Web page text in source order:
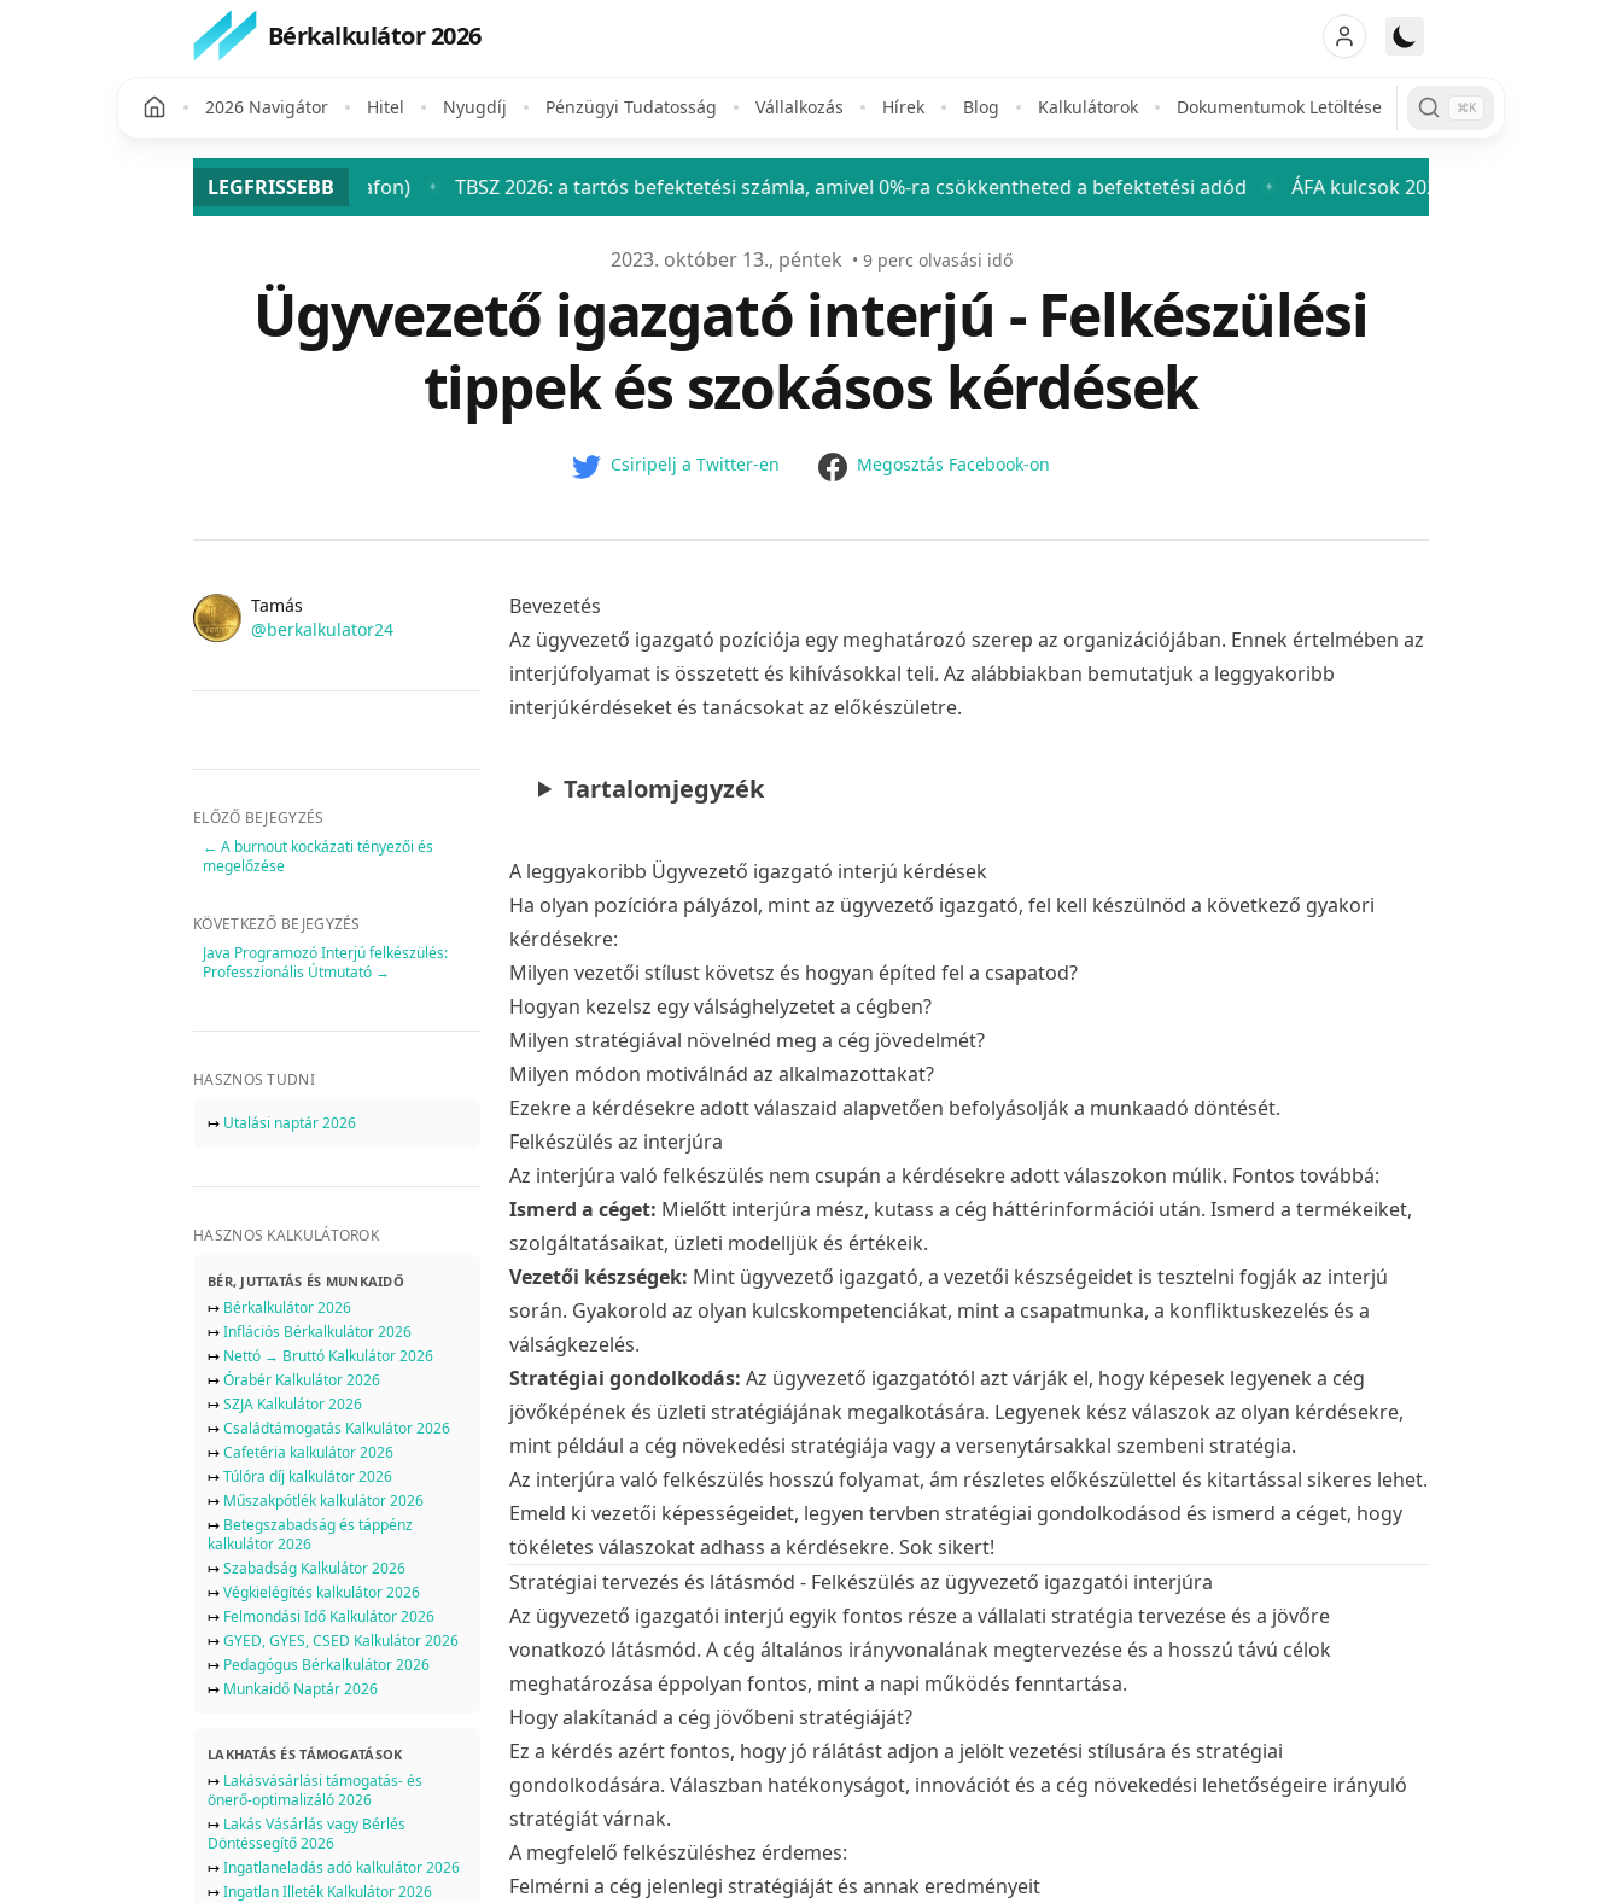
Bérkalkulátor 2026
2026 Navigátor Hitel Nyugdíj Pénzügyi Tudatosság Vállalkozás Hírek Blog Kalkulátorok Dokumentumok Letöltése ⌘K
LEGFRISSEBB
(SZJA + szocho plafon) ♦ TBSZ 2026: a tartós befektetési számla, amivel 0%-ra csökkentheted a befektetési adód ♦ ÁFA kulcsok 2026: mennyi az áfa és hogyan számold
2023. október 13., péntek • 9perc olvasási idő
Ügyvezető igazgató interjú - Felkészülési
tippek és szokásos kérdések
Csiripelj a Twitter-en facebook
Megosztás Facebook-on
AuthorsName
Tamás
Twitter
@berkalkulator24
Bevezetés
Az ügyvezető igazgató pozíciója egy meghatározó szerep az organizációjában. Ennek értelmében az
interjúfolyamat is összetett és kihívásokkal teli. Az alábbiakban bemutatjuk a leggyakoribb
interjúkérdéseket és tanácsokat az előkészületre.
Tartalomjegyzék
A leggyakoribb Ügyvezető igazgató interjú kérdések
Ha olyan pozícióra pályázol, mint az ügyvezető igazgató, fel kell készülnöd a következő gyakori
kérdésekre:
Milyen vezetői stílust követsz és hogyan építed fel a csapatod?
Hogyan kezelsz egy válsághelyzetet a cégben?
Milyen stratégiával növelnéd meg a cég jövedelmét?
Milyen módon motiválnád az alkalmazottakat?
Ezekre a kérdésekre adott válaszaid alapvetően befolyásolják a munkaadó döntését.
Felkészülés az interjúra
Az interjúra való felkészülés nem csupán a kérdésekre adott válaszokon múlik. Fontos továbbá:
Ismerd a céget: Mielőtt interjúra mész, kutass a cég háttérinformációi után. Ismerd a termékeiket,
szolgáltatásaikat, üzleti modelljük és értékeik.
Vezetői készségek: Mint ügyvezető igazgató, a vezetői készségeidet is tesztelni fogják az interjú
során. Gyakorold az olyan kulcskompetenciákat, mint a csapatmunka, a konfliktuskezelés és a
válságkezelés.
Stratégiai gondolkodás: Az ügyvezető igazgatótól azt várják el, hogy képesek legyenek a cég
jövőképének és üzleti stratégiájának megalkotására. Legyenek kész válaszok az olyan kérdésekre,
mint például a cég növekedési stratégiája vagy a versenytársakkal szembeni stratégia.
Az interjúra való felkészülés hosszú folyamat, ám részletes előkészülettel és kitartással sikeres lehet.
Emeld ki vezetői képességeidet, legyen tervben stratégiai gondolkodásod és ismerd a céget, hogy
tökéletes válaszokat adhass a kérdésekre. Sok sikert!
Stratégiai tervezés és látásmód - Felkészülés az ügyvezető igazgatói interjúra
Az ügyvezető igazgatói interjú egyik fontos része a vállalati stratégia tervezése és a jövőre
vonatkozó látásmód. A cég általános irányvonalának megtervezése és a hosszú távú célok
meghatározása éppolyan fontos, mint a napi működés fenntartása.
Hogy alakítanád a cég jövőbeni stratégiáját?
Ez a kérdés azért fontos, hogy jó rálátást adjon a jelölt vezetési stílusára és stratégiai
gondolkodására. Válaszban hatékonyságot, innovációt és a cég növekedési lehetőségeire irányuló
stratégiát várnak.
A megfelelő felkészüléshez érdemes:
Felmérni a cég jelenlegi stratégiáját és annak eredményeit
ELŐZŐ BEJEGYZÉS
← A burnout kockázati tényezői és
megelőzése
KÖVETKEZŐ BEJEGYZÉS
Java Programozó Interjú felkészülés:
Professzionális Útmutató →
HASZNOS TUDNI
↦ Utalási naptár 2026
HASZNOS KALKULÁTOROK
BÉR, JUTTATÁS ÉS MUNKAIDŐ
↦ Bérkalkulátor 2026
↦Inflációs Bérkalkulátor 2026
↦ Nettó → Bruttó Kalkulátor 2026
↦Órabér Kalkulátor 2026
↦SZJA Kalkulátor 2026
↦Családtámogatás Kalkulátor 2026
↦Cafetéria kalkulátor 2026
↦Túlóra díj kalkulátor 2026
↦ Műszakpótlék kalkulátor 2026
↦ Betegszabadság és táppénz
kalkulátor 2026
↦Szabadság Kalkulátor 2026
↦Végkielégítés kalkulátor 2026
↦ Felmondási Idő Kalkulátor 2026
↦GYED, GYES, CSED Kalkulátor 2026
↦ Pedagógus Bérkalkulátor 2026
↦ Munkaidő Naptár 2026
LAKHATÁS ÉS TÁMOGATÁSOK
↦ Lakásvásárlási támogatás- és
önerő-optimalizáló 2026
↦ Lakás Vásárlás vagy Bérlés
Döntéssegítő 2026
↦Ingatlaneladás adó kalkulátor 2026
↦Ingatlan Illeték Kalkulátor 2026